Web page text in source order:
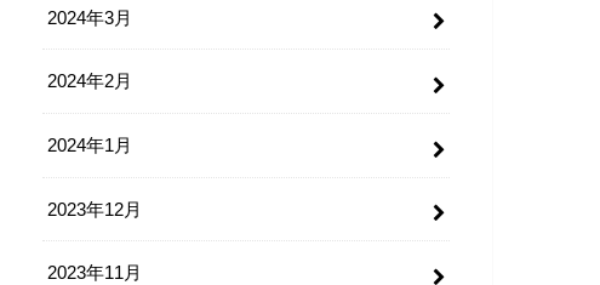
2024年3月
2024年2月
2024年1月
2023年12月
2023年11月